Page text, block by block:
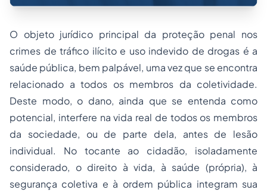
O objeto jurídico principal da proteção penal nos
crimes de tráfico ilícito e uso indevido de drogas é a
saúde pública, bem palpável, uma vez que se encontra
relacionado a todos os membros da coletividade.
Deste modo, o dano, ainda que se entenda como
potencial, interfere na vida real de todos os membros
da sociedade, ou de parte dela, antes de lesão
individual. No tocante ao cidadão, isoladamente
considerado, o direito à vida, à saúde (própria), à
segurança coletiva e à ordem pública integram sua